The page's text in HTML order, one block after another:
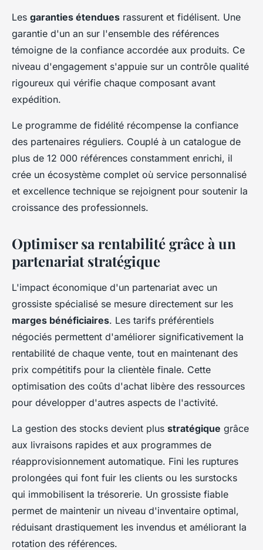
Les garanties étendues rassurent et fidélisent. Une
garantie d'un an sur l'ensemble des références
témoigne de la confiance accordée aux produits. Ce
niveau d'engagement s'appuie sur un contrôle qualité
rigoureux qui vérifie chaque composant avant
expédition.
Le programme de fidélité récompense la confiance
des partenaires réguliers. Couplé à un catalogue de
plus de 12 000 références constamment enrichi, il
crée un écosystème complet où service personnalisé
et excellence technique se rejoignent pour soutenir la
croissance des professionnels.
Optimiser sa rentabilité grâce à un
partenariat stratégique
L'impact économique d'un partenariat avec un
grossiste spécialisé se mesure directement sur les
marges bénéficiaires. Les tarifs préférentiels
négociés permettent d'améliorer significativement la
rentabilité de chaque vente, tout en maintenant des
prix compétitifs pour la clientèle finale. Cette
optimisation des coûts d'achat libère des ressources
pour développer d'autres aspects de l'activité.
La gestion des stocks devient plus stratégique grâce
aux livraisons rapides et aux programmes de
réapprovisionnement automatique. Fini les ruptures
prolongées qui font fuir les clients ou les surstocks
qui immobilisent la trésorerie. Un grossiste fiable
permet de maintenir un niveau d'inventaire optimal,
réduisant drastiquement les invendus et améliorant la
rotation des références.